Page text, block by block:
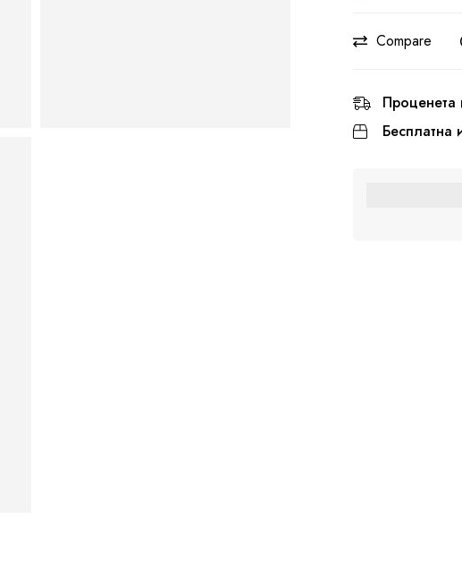
Compare
Проценета
Бесплатна